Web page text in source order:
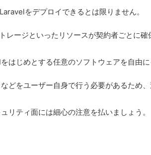
をデプロイできるとは限りません。
ージといったリソースが契約者ごとに
じめとする任意のソフトウェアを自由に
どをユーザー自身で行う必要があるため
リティ面には細心の注意を払いましょう。